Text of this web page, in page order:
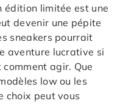
édition limitée est une
devenir une pépite
sneakers pourrait
aventure lucrative si
agir. Que
low ou les
choix peut vous